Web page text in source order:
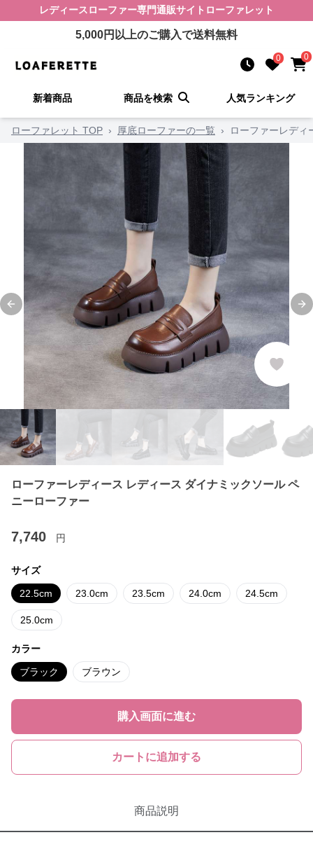
レディースローファー専門通販サイト ローファレット
5,000円以上のご購入で送料無料
0 0
新着商品 商品を検索 人気ランキング
ローファレット TOP › 厚底ローファーの一覧 › ローファーレディ
Previous slide
ローファーレディース レディース ダイナミックソール ペ
ニーローファー
7,740 円
サイズ
22.5cm 23.0cm 23.5cm 24.0cm 24.5cm
25.0cm
カラー
ブラック ブラウン
購入画面に進む
カートに追加する
商品説明